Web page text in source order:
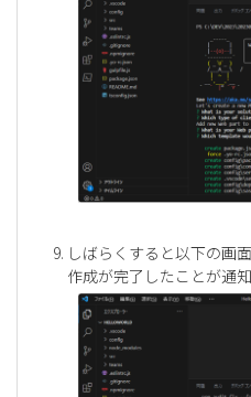
しばらくすると以下の画
作成が完了したことが通知